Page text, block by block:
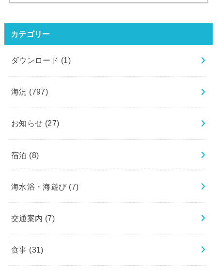
カテゴリー
ダウンロード (1)
海況 (797)
お知らせ (27)
宿泊 (8)
海水浴・海遊び (7)
交通案内 (7)
食事 (31)